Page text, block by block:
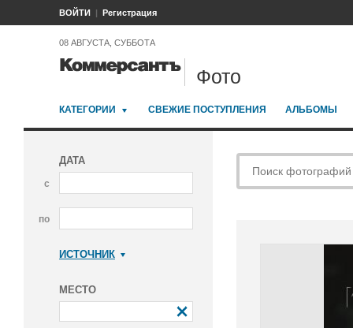
ВОЙТИ Регистрация
08 АВГУСТА, СУББОТА
Фото
КАТЕГОРИИ СВЕЖИЕ ПОСТУПЛЕНИЯ АЛЬБОМЫ
ДАТА
с
по
ИСТОЧНИК
МЕСТО